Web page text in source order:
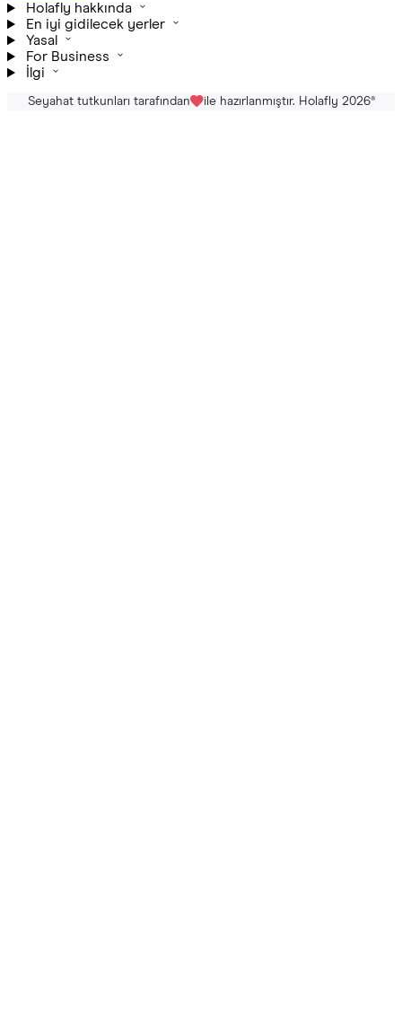
Holafly hakkında
En iyi gidilecek yerler
Yasal
For Business
İlgi
Seyahat tutkunları tarafından ile hazırlanmıştır. Holafly 2026®